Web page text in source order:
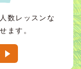
数レッスンな
ます。